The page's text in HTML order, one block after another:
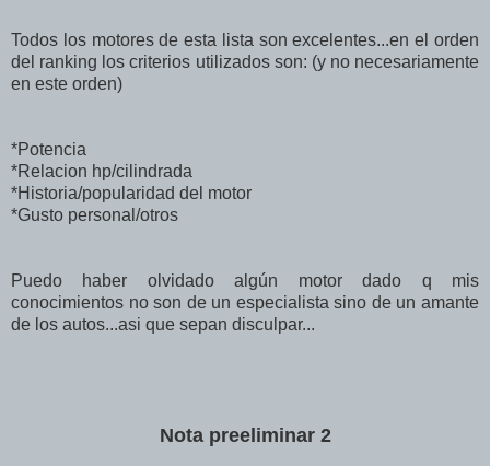
Todos los motores de esta lista son excelentes...en el orden
del ranking los criterios utilizados son: (y no necesariamente
en este orden)
*Potencia
*Relacion hp/cilindrada
*Historia/popularidad del motor
*Gusto personal/otros
Puedo haber olvidado algún motor dado q mis
conocimientos no son de un especialista sino de un amante
de los autos...asi que sepan disculpar...
Nota preeliminar 2